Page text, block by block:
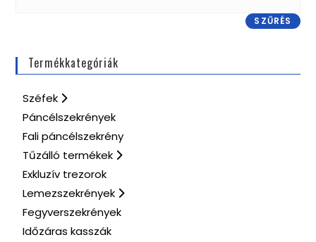
SZŰRÉS
Termékkategóriák
Széfek
Páncélszekrények
Fali páncélszekrény
Tűzálló termékek
Exkluzív trezorok
Lemezszekrények
Fegyverszekrények
Időzáras kasszák